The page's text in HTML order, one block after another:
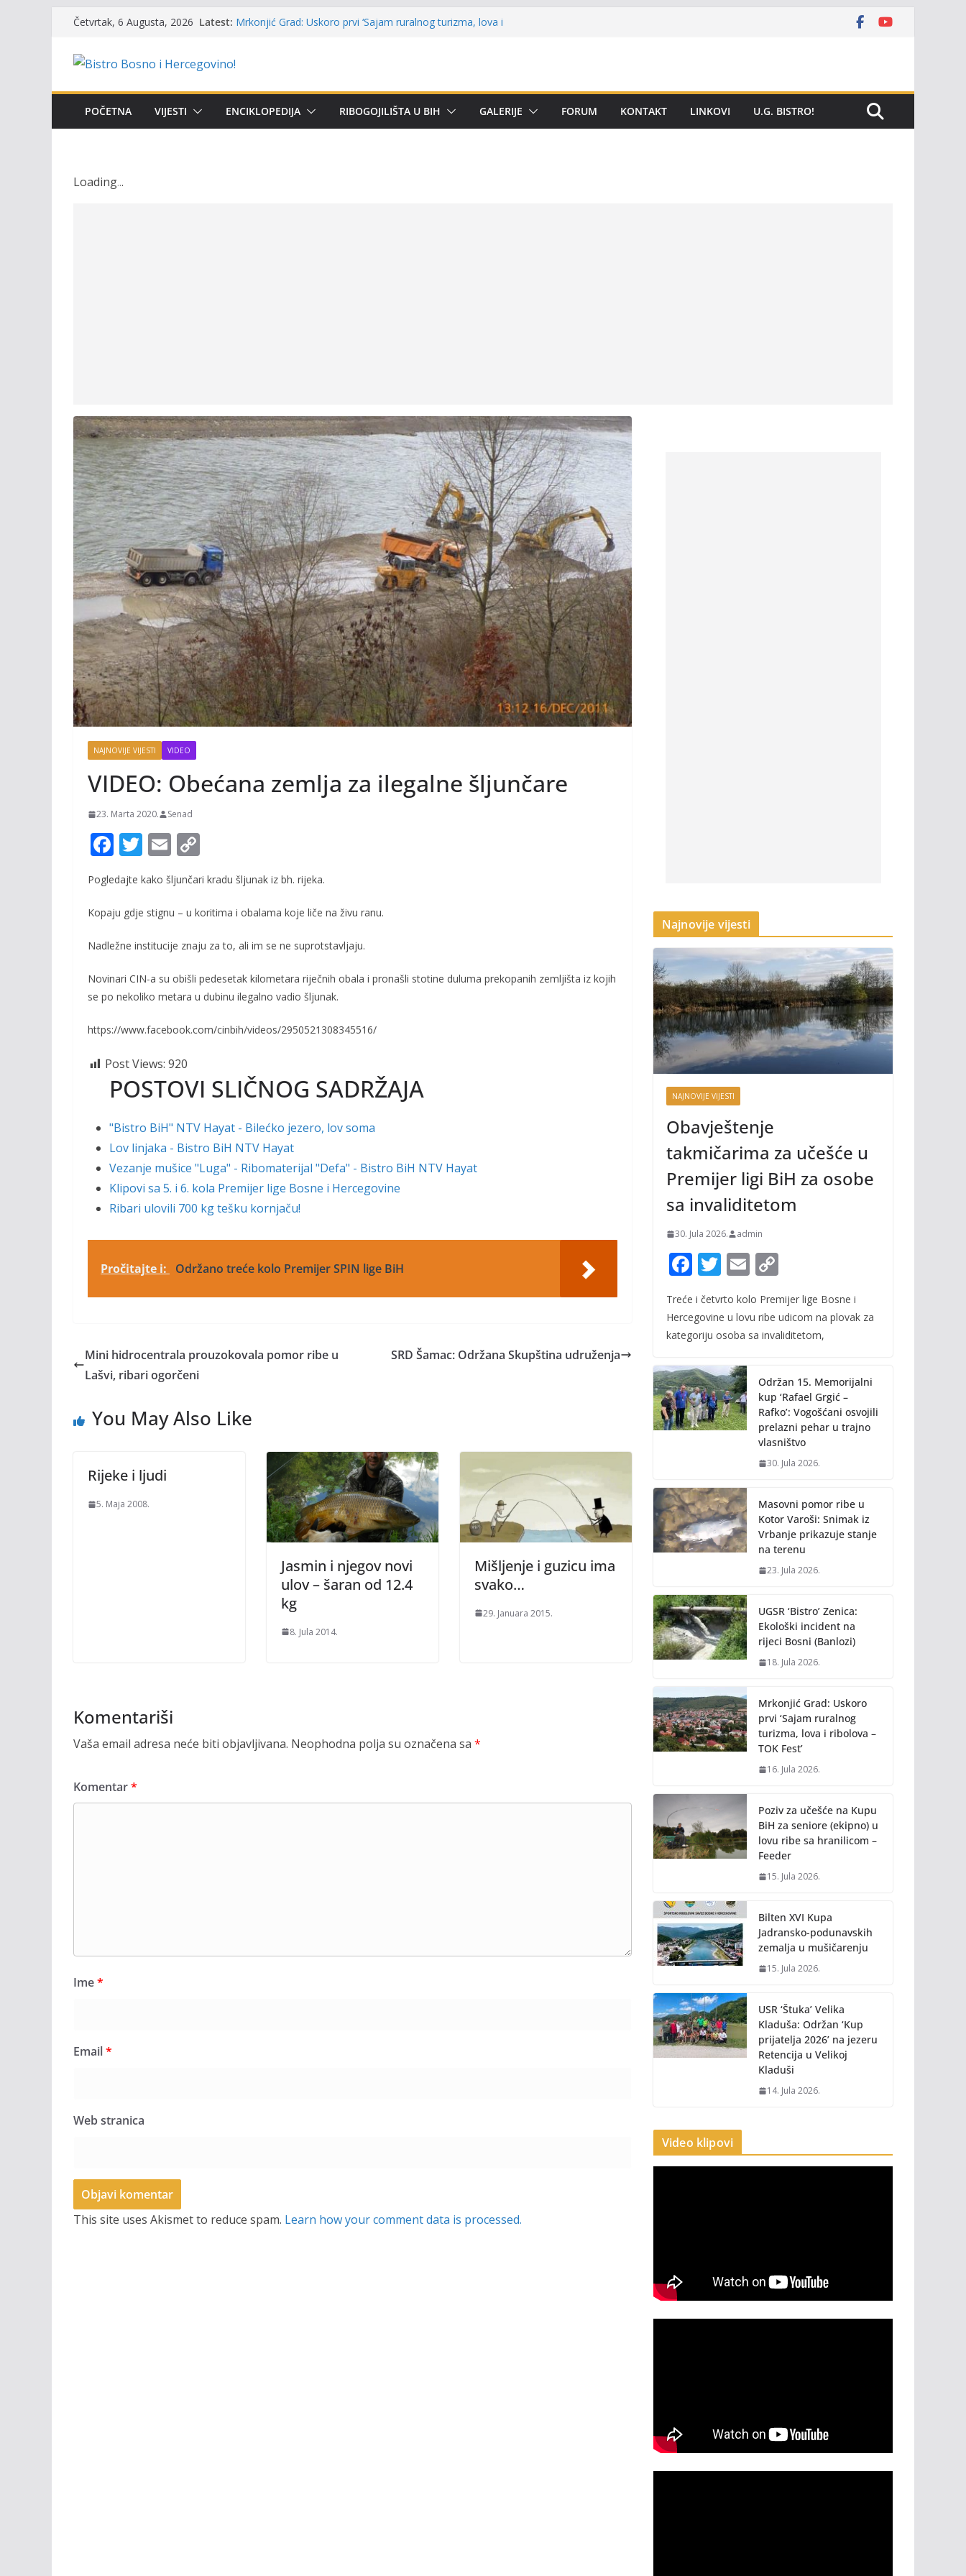
content
Četvrtak, 6 Augusta, 2026 Latest: UGSR ‘Bistro’ Zenica: Ekološki incident na rijeci Bosni
(Banlozi)
osobe sa invaliditetom
Održan 15. Memorijalni kup ‘Rafael Grgić – Rafko’: Vogošćani
osvojili prelazni pehar u trajno vlasništvo
Masovni pomor ribe u Kotor Varoši: Snimak iz Vrbanje
POČETNA VIJESTI ENCIKLOPEDIJA RIBOGOJILIŠTA U BIH GALERIJE FORUM KONTAKT LINKOVI U.G. BISTRO!
Loading...
NAJNOVIJE VIJESTI VIDEO
VIDEO: Obećana zemlja za ilegalne šljunčare
23. Marta 2020. Senad
F
ac
e
b
o
o
k
T
w
itt
er
E
m
ai
l
o
p
y
Li
n
k
Pogledajte kako šljunčari kradu šljunak iz bh. rijeka.
Kopaju gdje stignu – u koritima i obalama koje liče na živu ranu.
Nadležne institucije znaju za to, ali im se ne suprotstavljaju.
Novinari CIN-a su obišli pedesetak kilometara riječnih obala i pronašli stotine duluma prekopanih zemljišta iz kojih
se po nekoliko metara u dubinu ilegalno vadio šljunak.
https://www.facebook.com/cinbih/videos/2950521308345516/
Post Views: 920
POSTOVI SLIČNOG SADRŽAJA
"Bistro BiH" NTV Hayat - Bilećko jezero, lov soma
Lov linjaka - Bistro BiH NTV Hayat
Vezanje mušice "Luga" - Ribomaterijal "Defa" - Bistro BiH NTV Hayat
Klipovi sa 5. i 6. kola Premijer lige Bosne i Hercegovine
Ribari ulovili 700 kg tešku kornjaču!
Pročitajte i: Održano treće kolo Premijer SPIN lige BiH
Mini hidrocentrala prouzokovala pomor ribe u
Lašvi, ribari ogorčeni
SRD Šamac: Održana Skupština udruženja
You May Also Like
Rijeke i ljudi
5. Maja 2008.
Jasmin i njegov novi
ulov – šaran od 12.4
kg
8. Jula 2014.
Mišljenje i guzicu ima
svako…
29. Januara 2015.
Komentariši
Vaša email adresa neće biti objavljivana. Neophodna polja su označena sa *
Komentar*
Ime*
Email*
Web stranica
This site uses Akismet to reduce spam. Learn how your comment data is processed.
Najnovije vijesti
NAJNOVIJE VIJESTI
Obavještenje
takmičarima za učešće u
Premijer ligi BiH za osobe
sa invaliditetom
30. Jula 2026. admin
F
ac
e
b
o
k
T
w
itt
er
E
ai
l
p
y
n
k
Treće i četvrto kolo Premijer lige Bosne i
Hercegovine u lovu ribe udicom na plovak za
kategoriju osoba sa invaliditetom,
Održan 15. Memorijalni
kup ‘Rafael Grgić –
Rafko’: Vogošćani osvojili
prelazni pehar u trajno
vlasništvo
30. Jula 2026.
Masovni pomor ribe u
Kotor Varoši: Snimak iz
Vrbanje prikazuje stanje
na terenu
23. Jula 2026.
UGSR ‘Bistro’ Zenica:
Ekološki incident na
rijeci Bosni (Banlozi)
18. Jula 2026.
Mrkonjić Grad: Uskoro
prvi ‘Sajam ruralnog
turizma, lova i ribolova –
TOK Fest’
16. Jula 2026.
Poziv za učešće na Kupu
BiH za seniore (ekipno) u
lovu ribe sa hranilicom –
Feeder
15. Jula 2026.
Bilten XVI Kupa
Jadransko-podunavskih
zemalja u mušičarenju
15. Jula 2026.
USR ‘Štuka’ Velika
Kladuša: Održan ‘Kup
prijatelja 2026’ na jezeru
Retencija u Velikoj
Kladuši
14. Jula 2026.
Video klipovi